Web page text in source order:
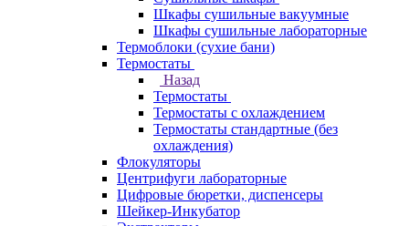
Шкафы сушильные вакуумные
Шкафы сушильные лабораторные
Термоблоки (сухие бани)
Термостаты
Назад
Термостаты
Термостаты с охлаждением
Термостаты стандартные (без
охлаждения)
Флокуляторы
Центрифуги лабораторные
Цифровые бюретки, диспенсеры
Шейкер-Инкубатор